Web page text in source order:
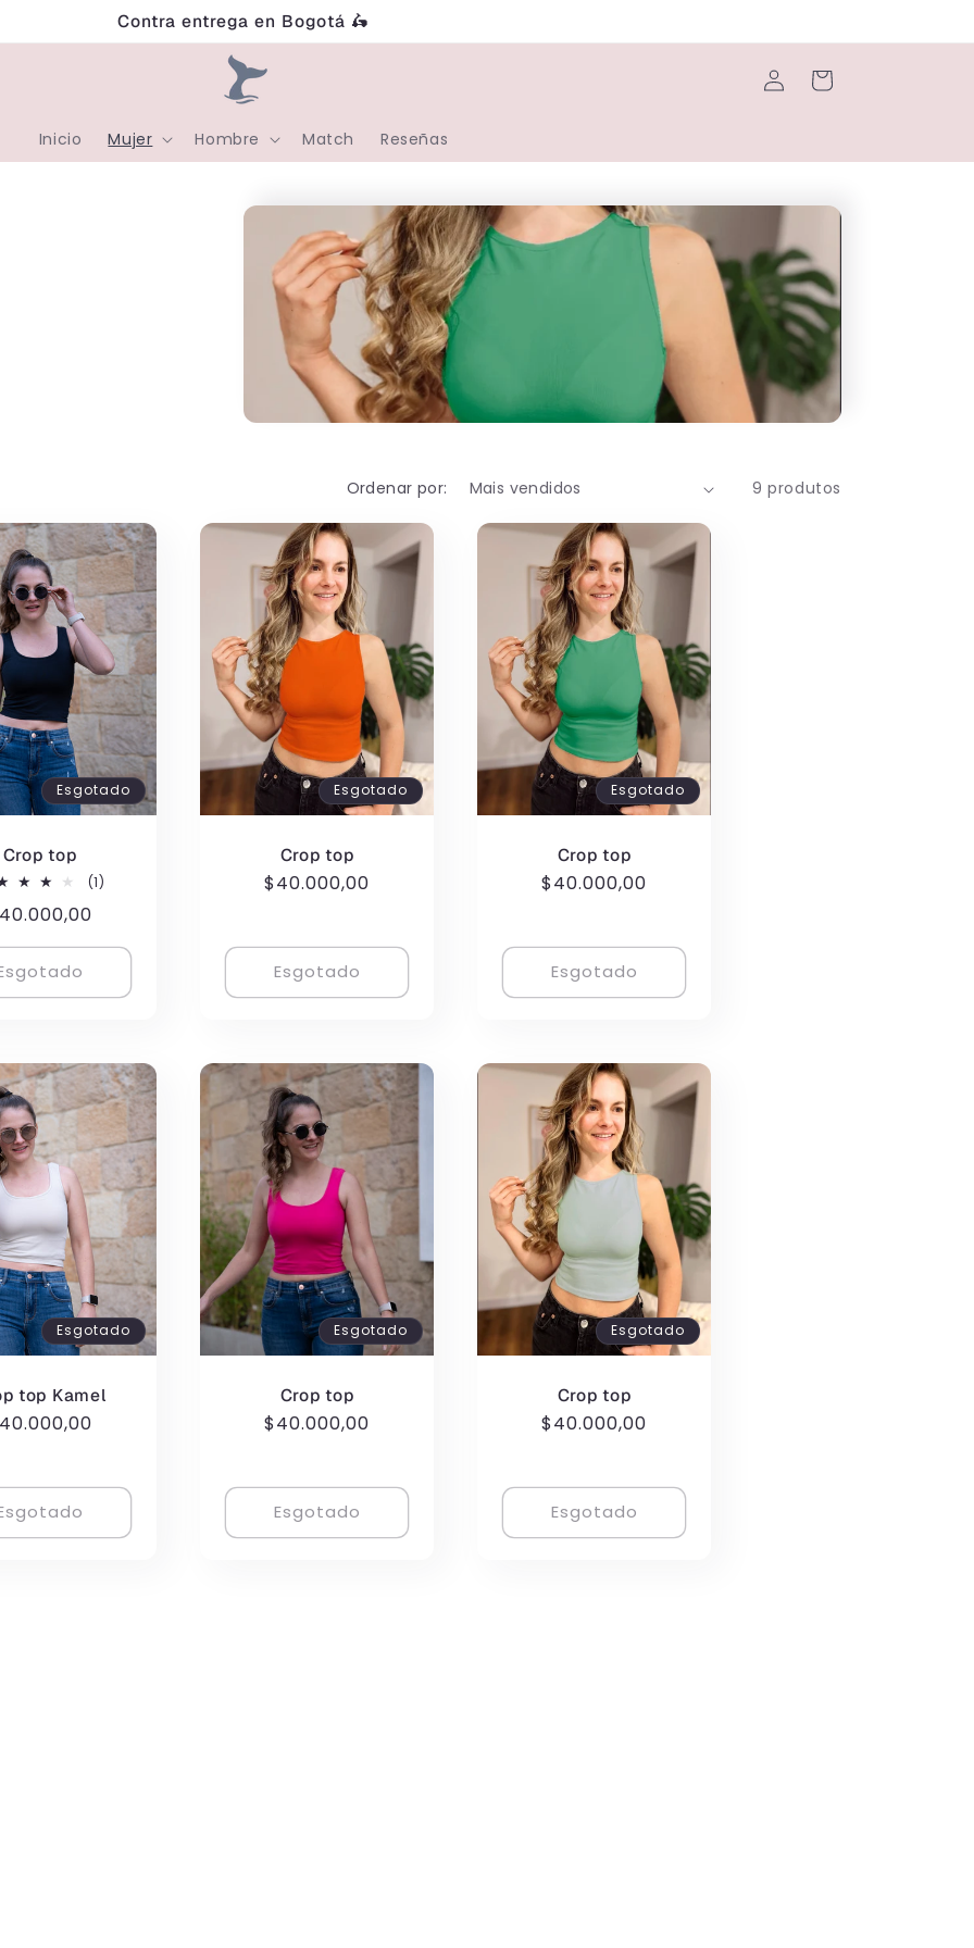
Contra entrega en Bogotá 🛵
Inicio Mujer Hombre Match Reseñas
Fazer
login
Carrinho
Ordenar por: 9 produtos
Esgotado
Crop top
(1)
Esgotado
Crop top
Preço
$40.000,00
Esgotado
Esgotado
Crop top
Preço
$40.000,00
Esgotado
Esgotado
top Kamel
Esgotado
Crop top
Preço
$40.000,00
Esgotado
Esgotado
Crop top
Preço
$40.000,00
Esgotado